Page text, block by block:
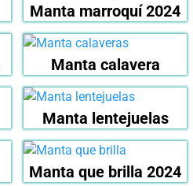
Manta marroquí 2024
Manta calavera
Manta lentejuelas
Manta que brilla 2024